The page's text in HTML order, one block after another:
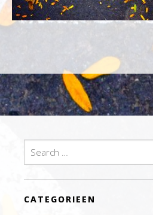
for:
CATEGORIEEN